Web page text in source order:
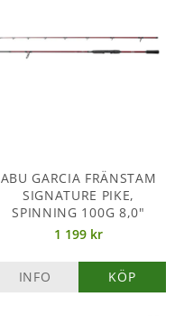
ABU GARCIA FRÄNSTAM
SIGNATURE PIKE,
SPINNING 100G 8,0"
1 199 kr
INFO KÖP